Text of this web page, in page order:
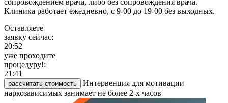
сопровождением врача, либо без сопровождения врача.
Клиника работает ежедневно, с 9-00 до 19-00 без выходных.
Оставляете
заявку сейчас:
20:52
уже проходите
процедуру!:
21:41
рассчитать стоимость
Интервенция для мотивации
наркозависимых занимает не более 2-х часов